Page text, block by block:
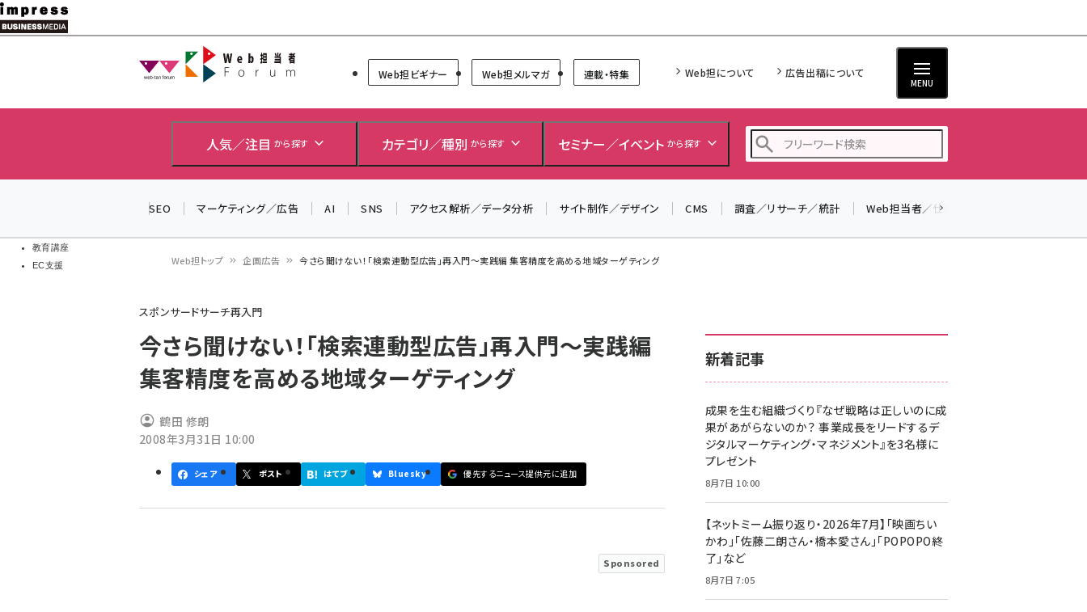
メ
イ
教育講座
EC支援
Web担当者Forum
Web担ビギナー Web担メルマガ 連載・特集 Web担について 広告出稿について
MENU
人気／注目 から探す カテゴリ／種別 から探す セミナー／イベント から探す
z世代 (1623)
meo (1277)
llmo (1167)
SEO マーケティング／広告 AI SNS アクセス解析／データ分析 サイト制作／デザイン CMS 調査／リサーチ／統計 Web担当者／仕事
ン
く
ず
Web担トップ 企画広告 今さら聞けない！「検索連動型広告」再入門～実践編 集客精度を高める地域ターゲティング
スポンサードサーチ再入門
今さら聞けない！「検索連動型広告」再入門～実践編
集客精度を高める地域ターゲティング
鶴田 修朗
2008年3月31日 10:00
シェア ポスト はてブ Bluesky 優先するニュース提供元に追加
Sponsored
新着記事
成果を生む組織づくり『なぜ戦略は正しいのに成
果があがらないのか？ 事業成長をリードするデ
ジタルマーケティング・マネジメント』を3名様に
プレゼント
8月7日 10:00
【ネットミーム振り返り・2026年7月】「映画ちい
かわ」「佐藤二朗さん・橋本愛さん」「POPOPO終
了」など
8月7日 7:05
＼ 8月27日開催、申し込み受付中！ ／
2026」開催！
▼申し込みはこちらから▼